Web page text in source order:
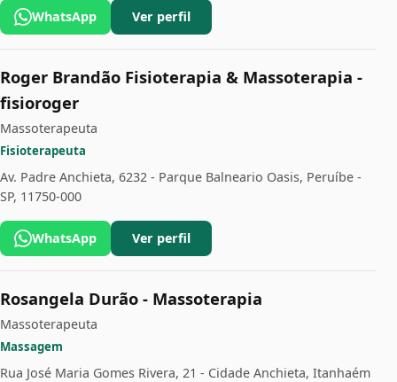
WhatsApp Ver perfil
Roger Brandão Fisioterapia & Massoterapia -
fisioroger
Massoterapeuta
Fisioterapeuta
Av. Padre Anchieta, 6232 - Parque Balneario Oasis, Peruíbe -
SP, 11750-000
WhatsApp Ver perfil
Rosangela Durão - Massoterapia
Massoterapeuta
Massagem
Rua José Maria Gomes Rivera, 21 - Cidade Anchieta, Itanhaém